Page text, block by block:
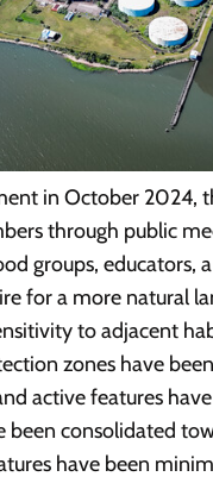
in October 2024,
through public
groups, educators,
for a more natural
to adjacent
zones have
active features
been consolidated
have been